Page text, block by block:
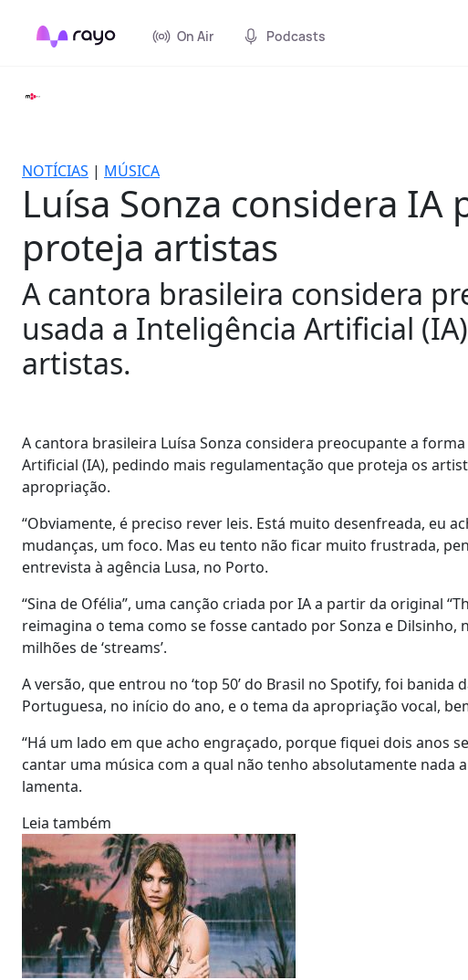
On Air Podcasts
NOTÍCIAS | MÚSICA
Luísa Sonza considera
proteja artistas
A cantora brasileira considera
usada a Inteligência Artificial
artistas.
A cantora brasileira Luísa Sonza considera preocupante a
Artificial (IA), pedindo mais regulamentação que proteja os
apropriação.
“Obviamente, é preciso rever leis. Está muito desenfreada, eu
mudanças, um foco. Mas eu tento não ficar muito frustrada,
entrevista à agência Lusa, no Porto.
“Sina de Ofélia”, uma canção criada por IA a partir da original
reimagina o tema como se fosse cantado por Sonza e
milhões de ‘streams’.
A versão, que entrou no ‘top 50’ do Brasil no Spotify, foi
Portuguesa, no início do ano, e o tema da apropriação vocal,
“Há um lado em que acho engraçado, porque fiquei dois anos
cantar uma música com a qual não tenho absolutamente nada a
lamenta.
Leia também